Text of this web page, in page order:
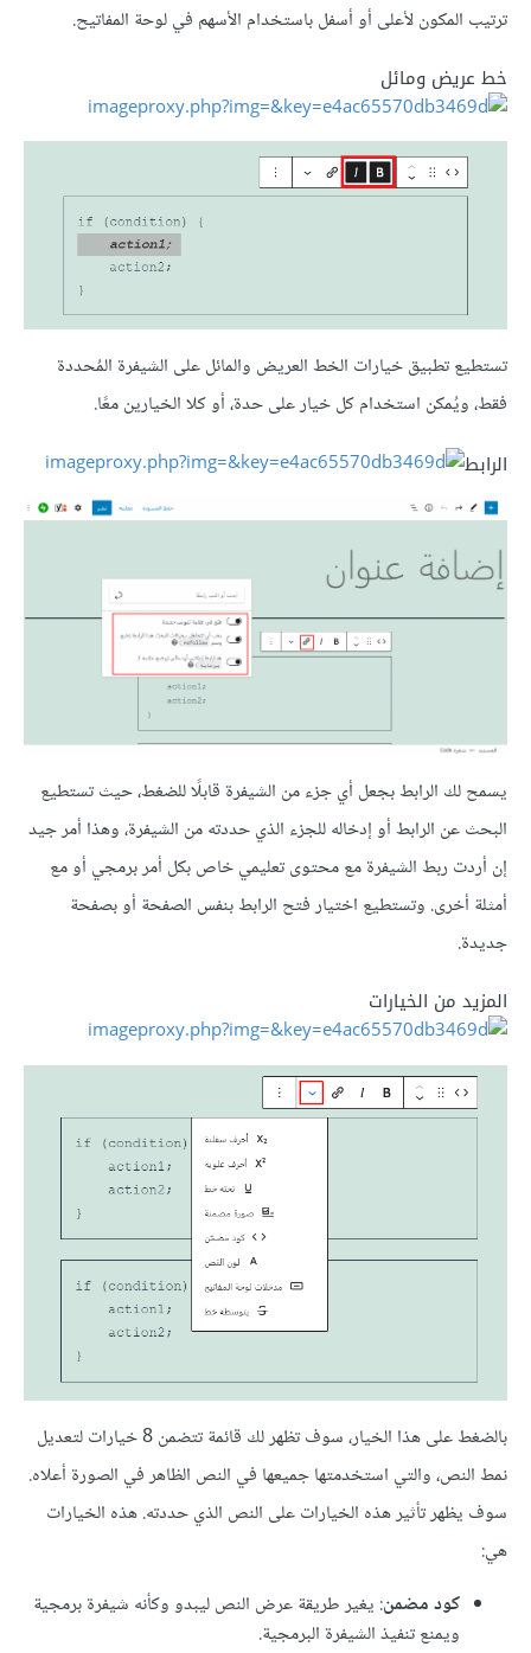
ترتيب المكون لأعلى أو أسفل باستخدام الأسهم في لوحة المفاتيح.
خط عريض ومائل
تستطيع تطبيق خيارات الخط العريض والمائل على الشيفرة المُحددة
فقط، ويُمكن استخدام كل خيار على حدة، أو كلا الخيارين معًا.
الرابط
يسمح لك الرابط بجعل أي جزء من الشيفرة قابلًا للضغط، حيث تستطيع
البحث عن الرابط أو إدخاله للجزء الذي حددته من الشيفرة، وهذا أمر جيد
إن أردت ربط الشيفرة مع محتوى تعليمي خاص بكل أمر برمجي أو مع
أمثلة أخرى. وتستطيع اختيار فتح الرابط بنفس الصفحة أو بصفحة
جديدة.
المزيد من الخيارات
بالضغط على هذا الخيار، سوف تظهر لك قائمة تتضمن 8 خيارات لتعديل
نمط النص، والتي استخدمتها جميعها في النص الظاهر في الصورة أعلاه.
سوف يظهر تأثير هذه الخيارات على النص الذي حددته. هذه الخيارات
هي:
كود مضمن: يغير طريقة عرض النص ليبدو وكأنه شيفرة برمجية
ويمنع تنفيذ الشيفرة البرمجية.